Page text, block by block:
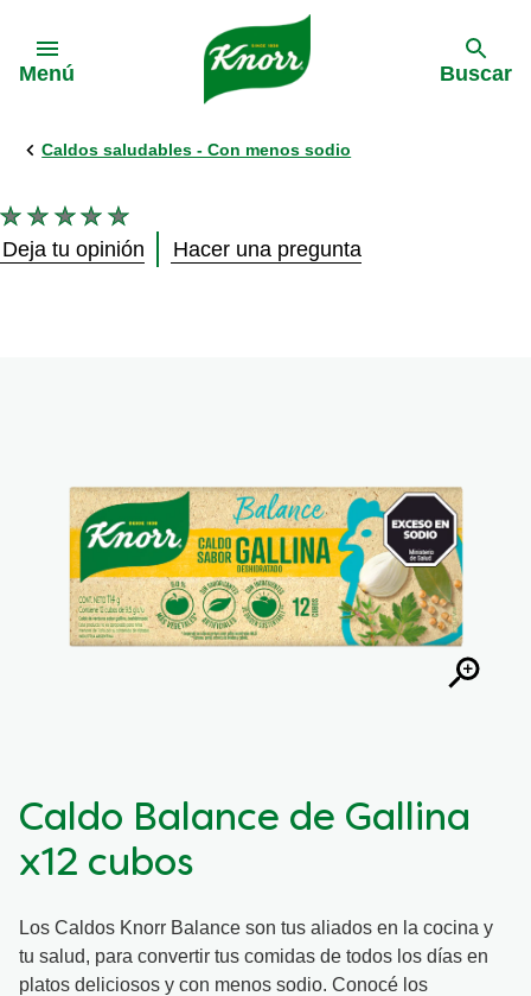
Menú Buscar
Caldos saludables - Con menos sodio
No
han
Deja tu opinión Hacer una pregunta
Caldo Balance de Gallina
x12 cubos
Los Caldos Knorr Balance son tus aliados en la cocina y
tu salud, para convertir tus comidas de todos los días en
platos deliciosos y con menos sodio. Conocé los